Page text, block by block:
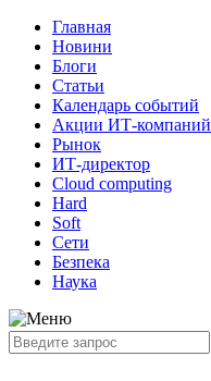
Главная
Новини
Блоги
Статьи
Календарь событий
Акции ИТ-компаний
Рынок
ИТ-директор
Cloud computing
Hard
Soft
Сети
Безпека
Наука